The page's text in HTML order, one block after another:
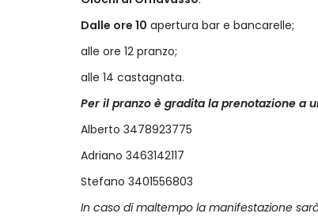
Dalle ore 10 apertura bar e bancarelle;
alle ore 12 pranzo;
alle 14 castagnata.
Per il pranzo è gradita la prenotazione a
Alberto 3478923775
Adriano 3463142117
Stefano 3401556803
In caso di maltempo la manifestazione